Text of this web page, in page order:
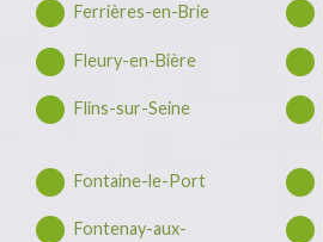
Ferrières-en-Brie
Fleury-en-Bière
Flins-sur-Seine
Fontaine-le-Port
Fontenay-aux-